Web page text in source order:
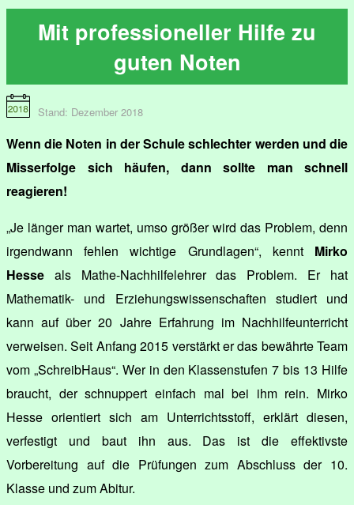
Mit professioneller Hilfe zu
guten Noten
Stand: Dezember 2018
Wenn die Noten in der Schule schlechter werden und die
Misserfolge sich häufen, dann sollte man schnell
reagieren!
„Je länger man wartet, umso größer wird das Problem, denn
irgendwann fehlen wichtige Grundlagen“, kennt Mirko
Hesse als Mathe-Nachhilfelehrer das Problem. Er hat
Mathematik- und Erziehungswissenschaften studiert und
kann auf über 20 Jahre Erfahrung im Nachhilfeunterricht
verweisen. Seit Anfang 2015 verstärkt er das bewährte Team
vom „SchreibHaus“. Wer in den Klassenstufen 7 bis 13 Hilfe
braucht, der schnuppert einfach mal bei ihm rein. Mirko
Hesse orientiert sich am Unterrichtsstoff, erklärt diesen,
verfestigt und baut ihn aus. Das ist die effektivste
Vorbereitung auf die Prüfungen zum Abschluss der 10.
Klasse und zum Abitur.